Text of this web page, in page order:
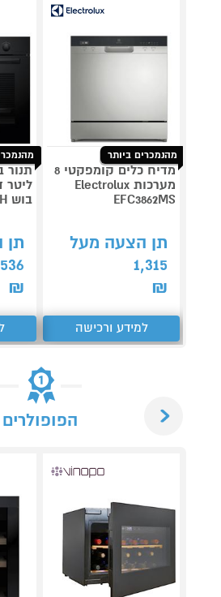
מהנמכרים ביותר
מדיח כלים קומפקטי 8
מערכות Electrolux
EFC3862MS
תן הצעה מעל
1,315
₪
למידע ורכישה
בוש BOSCH
תן
₪
הפופולרים